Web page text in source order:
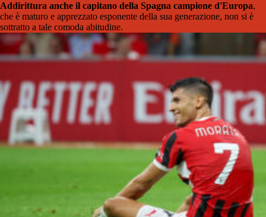
Addirittura anche il capitano della Spagna campione d'Europa,
che è maturo e apprezzato esponente della sua generazione, non si è
sottratto a tale comoda abitudine.